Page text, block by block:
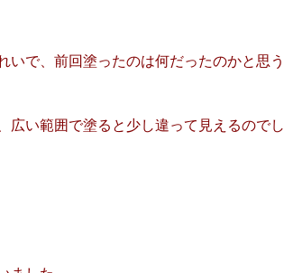
いで、前回塗ったのは何だったのかと思う
広い範囲で塗ると少し違って見えるのでし